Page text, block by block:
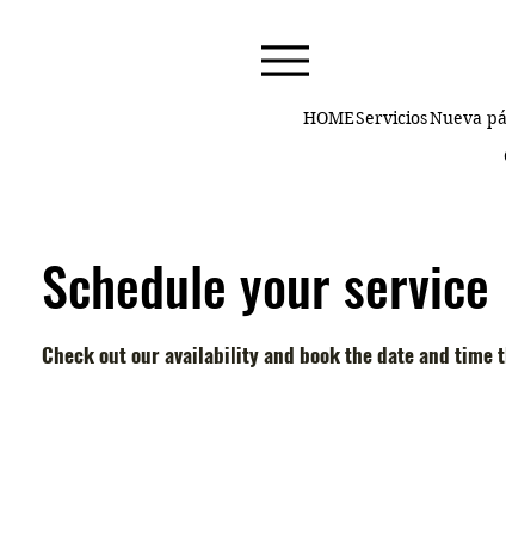
HOMEServiciosNueva
Schedule your service
Check out our availability and book the date and time